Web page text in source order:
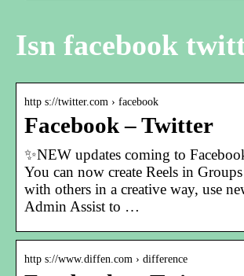
Isn facebook
http s://twitter.com › facebook
Facebook – Twitter
✨NEW updates coming to
You can now create Reels in
with others in a creative way, use
Admin Assist to …
http s://www.diffen.com › difference